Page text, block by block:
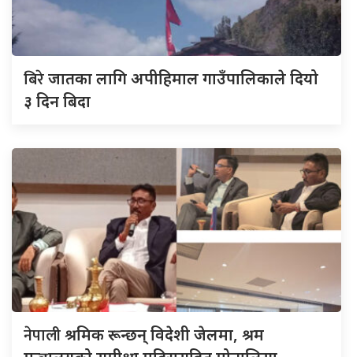
बिरेजातका लागि अपीहिमाल गाउँपालिकाले दियो
३ दिन बिदा
नेपालीश्रमिक रून्छन् विदेशी जेलमा, श्रम